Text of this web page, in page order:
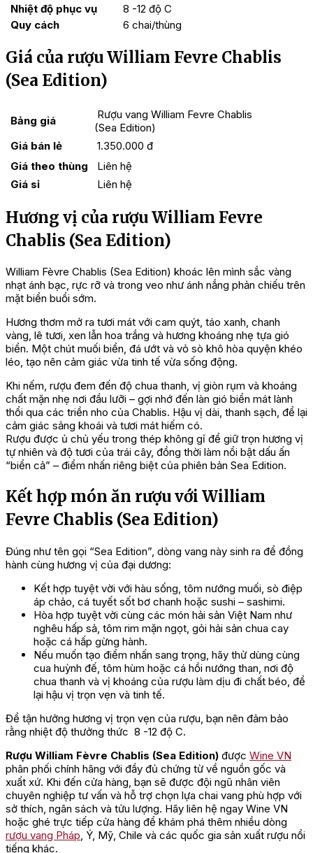
Nhiệt độ phục vụ
8 -12 độ C
Quy cách
6 chai/thùng
Giá của rượu William Fevre Chablis
(Sea Edition)
Bảng giá
Rượu vang William Fevre Chablis
(Sea Edition)
Giá bán lẻ
1.350.000 đ
Giá theo thùng
Liên hệ
Giá sỉ
Liên hệ
Hương vị của rượu William Fevre
Chablis (Sea Edition)
William Fèvre Chablis (Sea Edition) khoác lên mình sắc vàng
nhạt ánh bạc, rực rỡ và trong veo như ánh nắng phản chiếu trên
mặt biển buổi sớm.
Hương thơm mở ra tươi mát với cam quýt, táo xanh, chanh
vàng, lê tươi, xen lẫn hoa trắng và hương khoáng nhẹ tựa gió
biển. Một chút muối biển, đá ướt và vỏ sò khô hòa quyện khéo
léo, tạo nên cảm giác vừa tinh tế vừa sống động.
Khi nếm, rượu đem đến độ chua thanh, vị giòn rụm và khoáng
chất mặn nhẹ nơi đầu lưỡi – gợi nhớ đến làn gió biển mát lành
thổi qua các triền nho của Chablis. Hậu vị dài, thanh sạch, để lại
cảm giác sảng khoái và tươi mát hiếm có.
Rượu được ủ chủ yếu trong thép không gỉ để giữ trọn hương vị
tự nhiên và độ tươi của trái cây, đồng thời làm nổi bật dấu ấn
“biển cả” – điểm nhấn riêng biệt của phiên bản Sea Edition.
Kết hợp món ăn rượu với William
Fevre Chablis (Sea Edition)
Đúng như tên gọi “Sea Edition”, dòng vang này sinh ra để đồng
hành cùng hương vị của đại dương:
Kết hợp tuyệt vời với hàu sống, tôm nướng muối, sò điệp
áp chảo, cá tuyết sốt bơ chanh hoặc sushi – sashimi.
Hòa hợp tuyệt vời cùng các món hải sản Việt Nam như
nghêu hấp sả, tôm rim mặn ngọt, gỏi hải sản chua cay
hoặc cá hấp gừng hành.
Nếu muốn tạo điểm nhấn sang trọng, hãy thử dùng cùng
cua huỳnh đế, tôm hùm hoặc cá hồi nướng than, nơi độ
chua thanh và vị khoáng của rượu làm dịu đi chất béo, để
lại hậu vị trọn vẹn và tinh tế.
Để tận hưởng hương vị trọn vẹn của rượu, bạn nên đảm bảo
rằng nhiệt độ thưởng thức 8 -12 độ C.
Rượu William Fèvre Chablis (Sea Edition) được Wine VN
phân phối chính hãng với đầy đủ chứng từ về nguồn gốc và
xuất xứ. Khi đến cửa hàng, bạn sẽ được đội ngũ nhân viên
chuyên nghiệp tư vấn và hỗ trợ chọn lựa chai vang phù hợp với
sở thích, ngân sách và tửu lượng. Hãy liên hệ ngay Wine VN
hoặc ghé trực tiếp cửa hàng để khám phá thêm nhiều dòng
rượu vang Pháp , Ý, Mỹ, Chile và các quốc gia sản xuất rượu nổi
tiếng khác.